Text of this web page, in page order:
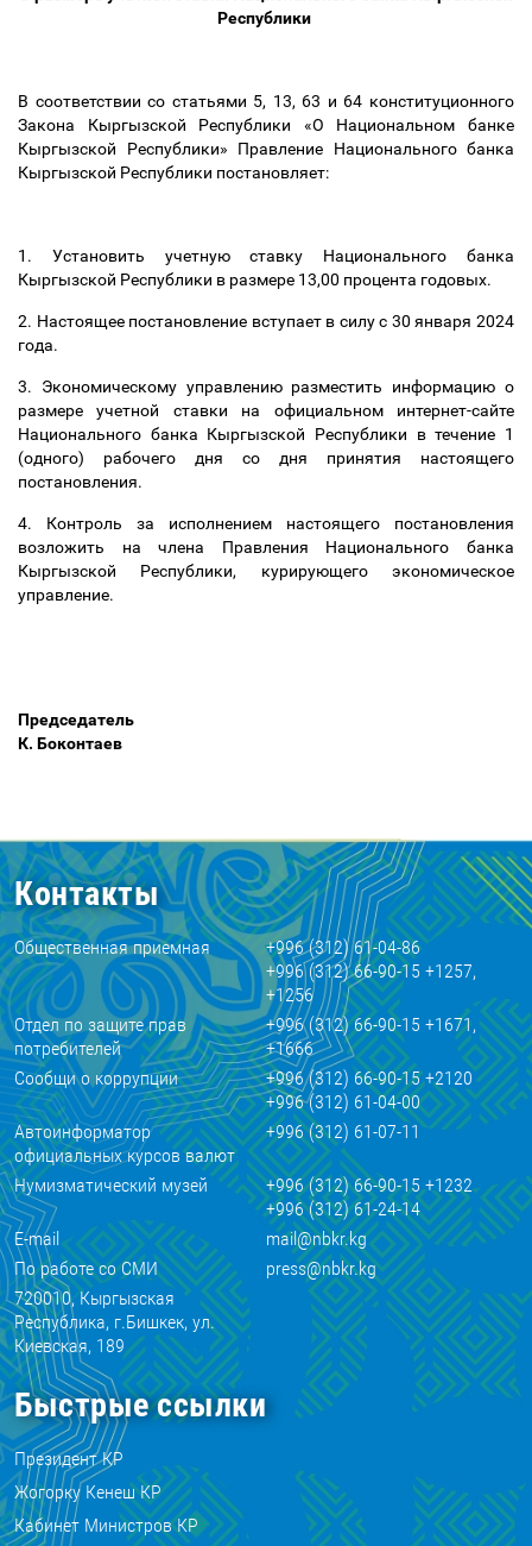
Республики
В соответствии со статьями 5, 13, 63 и 64 конституционного
Закона Кыргызской Республики «О Национальном банке
Кыргызской Республики» Правление Национального банка
Кыргызской Республики постановляет:
1. Установить учетную ставку Национального банка
Кыргызской Республики в размере 13,00 процента годовых.
2. Настоящее постановление вступает в силу с 30 января 2024
года.
3. Экономическому управлению разместить информацию о
размере учетной ставки на официальном интернет-сайте
Национального банка Кыргызской Республики в течение 1
(одного) рабочего дня со дня принятия настоящего
постановления.
4. Контроль за исполнением настоящего постановления
возложить на члена Правления Национального банка
Кыргызской Республики, курирующего экономическое
управление.
К. Боконтаев
Контакты
Общественная приемная
+996 (312) 61-04-86
+996 (312) 66-90-15 +1257,
+1256
Отдел по защите прав
потребителей
+996 (312) 66-90-15 +1671,
+1666
Сообщи о коррупции
+996 (312) 66-90-15 +2120
+996 (312) 61-04-00
Автоинформатор
официальных курсов валют
+996 (312) 61-07-11
Нумизматический музей
+996 (312) 66-90-15 +1232
+996 (312) 61-24-14
E-mail
mail@nbkr.kg
По работе со СМИ
press@nbkr.kg
720010, Кыргызская
Республика, г.Бишкек, ул.
Киевская, 189
Быстрые ссылки
Президент КР
Жогорку Кенеш КР
Кабинет Министров КР